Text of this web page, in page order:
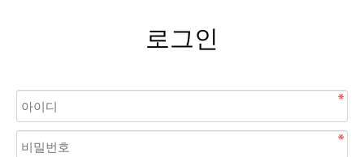
로그인